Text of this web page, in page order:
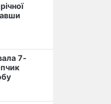
7-